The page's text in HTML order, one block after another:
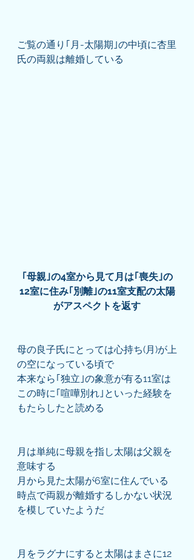
ご覧の通り｢月-太陽期｣の中頃に杏里
氏の両親は離婚している
｢母親｣の4室から見て月は｢喪失｣の
12室に住み｢別離｣の11室支配の太陽
がアスペクトを返す
母の良子氏にとっては心持ち(月)が上
の空になっている頃で
本来なら｢独立｣の象意が有る11室は
この時に｢喧嘩別れ｣といった経験を
もたらしたと読める
月は単純に母親を指し太陽は父親を
意味する
月から見た太陽が6室に住んでいる
時点で両親が離婚するしかない状況
を模していたようだ
月をラグナにすると太陽はまさに12